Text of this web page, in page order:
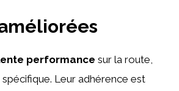
performance sur la route,
Leur adhérence est